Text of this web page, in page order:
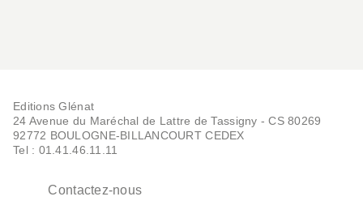
Editions Glénat
24 Avenue du Maréchal de Lattre de Tassigny - CS 80269
92772 BOULOGNE-BILLANCOURT CEDEX
Tel : 01.41.46.11.11
Contactez-nous